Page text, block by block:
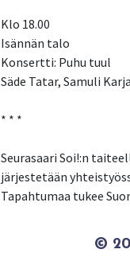
Klo 18.00
Isännän talo
Konsertti: Puhu tuul
Säde Tatar, Samuli
* * *
Seurasaari Soi!:n
järjestetään
Tapahtumaa tukee
©